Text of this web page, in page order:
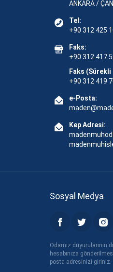
ANKARA /
Tel:
+90 312 425
Faks:
+90 312 417
Faks
+90 312 419
e-Posta:
Kep Adresi:
Sosyal Medya
Odamız duyurularının
hesabınıza
posta adresinizi giriniz.